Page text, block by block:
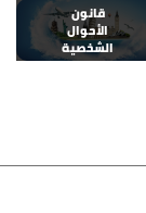
قانون
الأحوال
الشخصية